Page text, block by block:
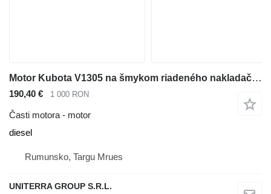
Motor Kubota V1305 na šmykom riadeného nakladača Bobcat 753 763
190,40 € 1 000 RON
Časti motora - motor
diesel
Rumunsko, Targu Mrues
UNITERRA GROUP S.R.L.